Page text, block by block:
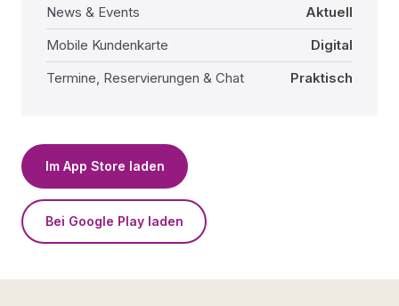
News & Events
Aktuell
Mobile Kundenkarte
Digital
Termine, Reservierungen & Chat
Praktisch
Im App Store laden
Bei Google Play laden